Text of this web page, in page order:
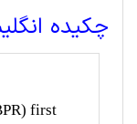
چکیده
first